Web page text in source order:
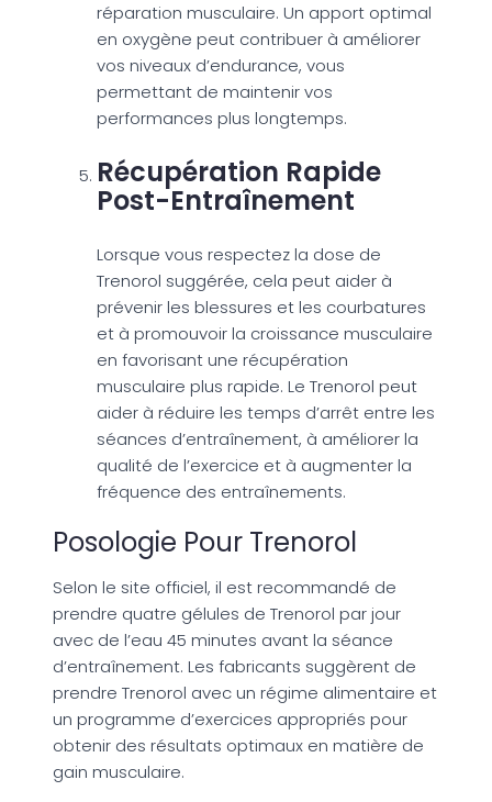
réparation musculaire. Un apport optimal
en oxygène peut contribuer à améliorer
vos niveaux d’endurance, vous
permettant de maintenir vos
performances plus longtemps.
Récupération Rapide
Post-Entraînement
Lorsque vous respectez la dose de
Trenorol suggérée, cela peut aider à
prévenir les blessures et les courbatures
et à promouvoir la croissance musculaire
en favorisant une récupération
musculaire plus rapide. Le Trenorol peut
aider à réduire les temps d’arrêt entre les
séances d’entraînement, à améliorer la
qualité de l’exercice et à augmenter la
fréquence des entraînements.
Posologie Pour Trenorol
Selon le site officiel, il est recommandé de
prendre quatre gélules de Trenorol par jour
avec de l’eau 45 minutes avant la séance
d’entraînement. Les fabricants suggèrent de
prendre Trenorol avec un régime alimentaire et
un programme d’exercices appropriés pour
obtenir des résultats optimaux en matière de
gain musculaire.